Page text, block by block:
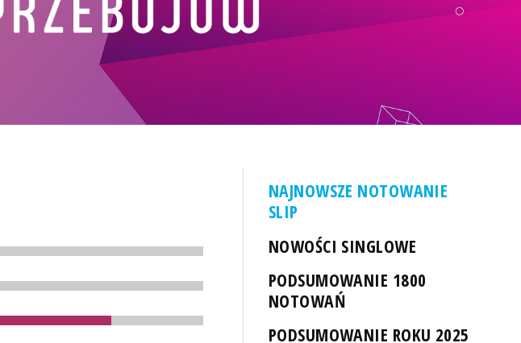
NAJNOWSZE NOTOWANIE
SLIP
NOWOŚCI SINGLOWE
PODSUMOWANIE 1800
NOTOWAŃ
PODSUMOWANIE ROKU 2025